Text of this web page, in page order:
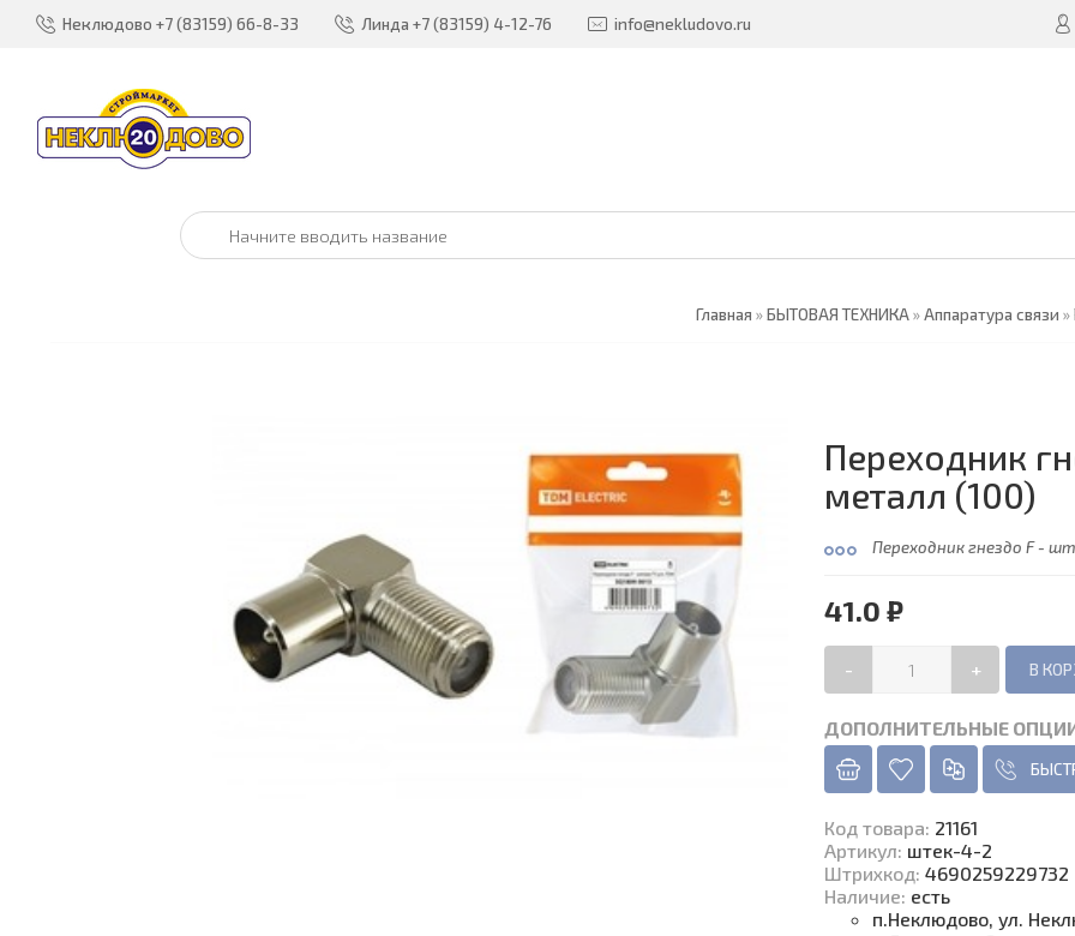
Неклюдово +7 (83159) 66-8-33 Линда +7 (83159) 4-12-76 info@nekludovo.ru
Главная »БЫТОВАЯ ТЕХНИКА»Аппаратура связи »
Переходник
металл (100)
Переходник гнездо F -
41.0 ₽
- +
ДОПОЛНИТЕЛЬНЫЕ
Код товара: 21161
Артикул: штек-4-2
Штрихкод: 4690259229732
Наличие: есть
п.Неклюдово, ул.